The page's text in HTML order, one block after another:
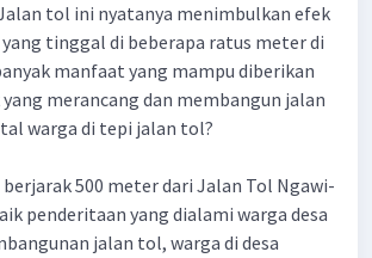
tol ini nyatanya menimbulkan efek
tinggal di beberapa ratus meter di
manfaat yang mampu diberikan
merancang dan membangun jalan
warga di tepi jalan tol?
500 meter dari Jalan Tol Ngawi-
penderitaan yang dialami warga desa
jalan tol, warga di desa